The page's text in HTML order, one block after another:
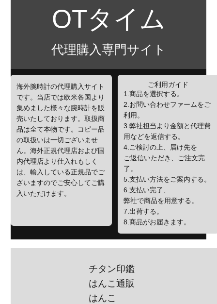
OTタイム
代理購入専門サイト
海外腕時計の代理購入サイト
です。当店では欧米各国より
集めました様々な腕時計を販
売いたしております。取扱商
品は全て本物です。コピー品
の取扱いは一切ございませ
ん。海外正規代理店および国
内代理店より仕入れもしく
は、輸入している正規品でご
ざいますのでご安心してご購
入いただけます。
ご利用ガイド
1.商品を選択する。
2.お問い合わせファームをご
利用。
3.弊社担当より金額と代理費
用などを返信する。
4.ご検討の上、届け先を
ご返信いただき、ご注文完
了。
5.支払い方法をご案内する。
6.支払い完了、
弊社で商品を用意する。
7.出荷する。
8.商品がお届きます。
チタン印鑑
はんこ通販
はんこ